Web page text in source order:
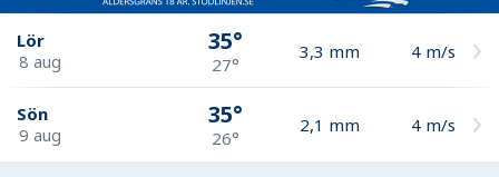
Lör
8 aug
35°
27°
3,3 mm 4 m/s
Sön
9 aug
35°
26°
2,1 mm 4 m/s